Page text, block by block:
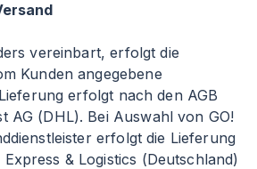
vereinbart, erfolgt die
Kunden angegebene
erfolgt nach den AGB
AG (DHL). Bei Auswahl von GO!
erfolgt die Lieferung
Express & Logistics (Deutschland)